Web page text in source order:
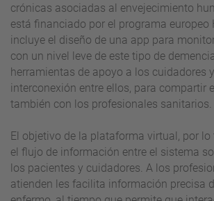
crónicas asociadas al envejecimiento
está financiado por el programa europeo
incluye el diseño de una app para
con un nivel leve de este tipo de
herramientas de apoyo a los cuidadores
interconexión entre ellos, para compartir
también con los profesionales sanitarios.
El objetivo de la plataforma virtual, por
el flujo de información entre el sistema
los pacientes y cuidadores. A los
atienden les facilita información precisa